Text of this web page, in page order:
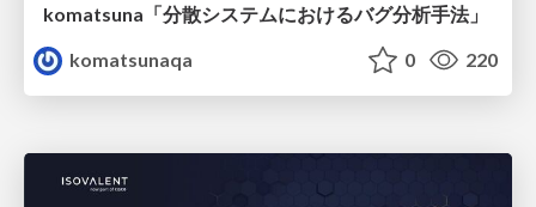
komatsuna「分散システムにおけるバグ分析手法」
komatsunaqa
0 220